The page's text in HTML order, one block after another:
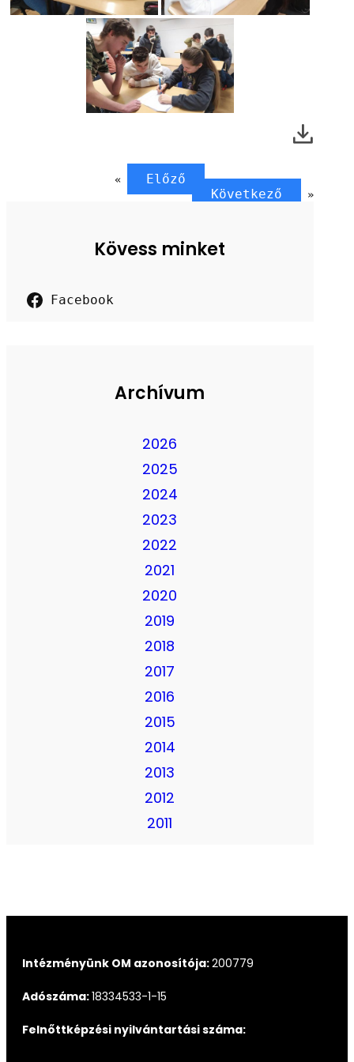
«
Előző
Következő
»
Kövess minket
Facebook
Archívum
2026
2025
2024
2023
2022
2021
2020
2019
2018
2017
2016
2015
2014
2013
2012
2011
Intézményünk OM azonosítója:200779
Adószáma:18334533-1-15
Felnőttképzési nyilvántartási száma: